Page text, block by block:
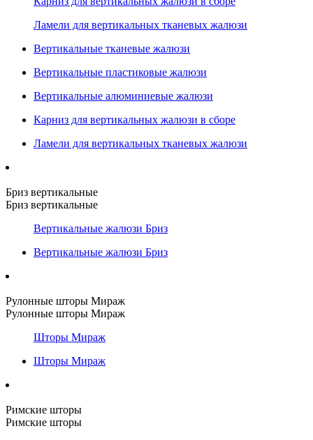
Ламели для вертикальных тканевых жалюзи
Вертикальные тканевые жалюзи
Вертикальные пластиковые жалюзи
Вертикальные алюминиевые жалюзи
Карниз для вертикальных жалюзи в сборе
Ламели для вертикальных тканевых жалюзи
Бриз вертикальные
Бриз вертикальные
Вертикальные жалюзи Бриз
Вертикальные жалюзи Бриз
Рулонные шторы Мираж
Рулонные шторы Мираж
Шторы Мираж
Шторы Мираж
Римские шторы
Римские шторы